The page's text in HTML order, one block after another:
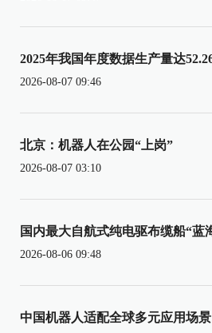
2025年我国年度数据生产量达
2026-08-07 09:46
北京：机器人在公园“上岗”
2026-08-07 03:10
国内最大自航式纯电驱布缆船“蓝
2026-08-06 09:48
中国机器人适配全球多元应用场景